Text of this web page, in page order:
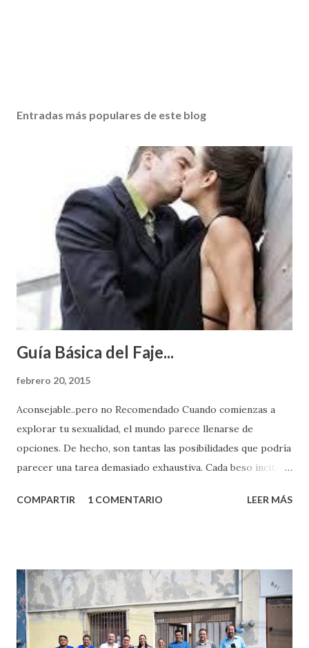
Entradas más populares de este blog
Guía Básica del Faje...
febrero 20, 2015
Aconsejable..pero no Recomendado Cuando comienzas a
explorar tu sexualidad, el mundo parece llenarse de
opciones. De hecho, son tantas las posibilidades que podría
parecer una tarea demasiado exhaustiva. Cada beso incita
partes de ti que jamás hubieras imaginado. El problema es
conoces ni la mitad de lo que deberías saber. Pero incluso
quienes ya han tenido relaciones sexuales no son expertos
o expertas en el tema. Siempre hay algo nuevo que
aprender y nuevas experiencias que conocer. Si eres una
COMPARTIR 1 COMENTARIO LEER MÁS